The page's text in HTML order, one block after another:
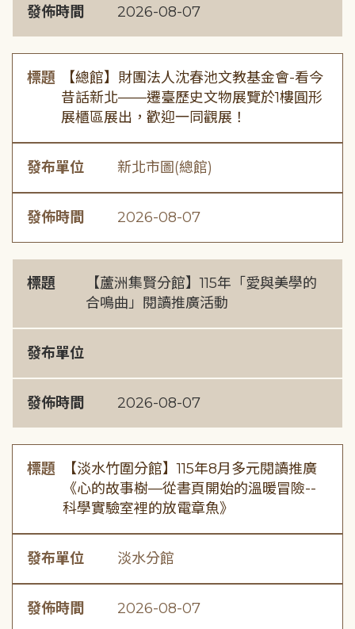
發佈時間 2026-08-07
標題
【總館】財團法人沈春池文教基金會-看今
昔話新北——遷臺歷史文物展覽於1樓圓形
展櫃區展出，歡迎一同觀展！
發布單位 新北市圖(總館)
發佈時間 2026-08-07
標題
【蘆洲集賢分館】115年「愛與美學的
合鳴曲」閱讀推廣活動
發布單位
發佈時間 2026-08-07
標題
【淡水竹圍分館】115年8月多元閱讀推廣
《心的故事樹—從書頁開始的溫暖冒險--
科學實驗室裡的放電章魚》
發布單位 淡水分館
發佈時間 2026-08-07